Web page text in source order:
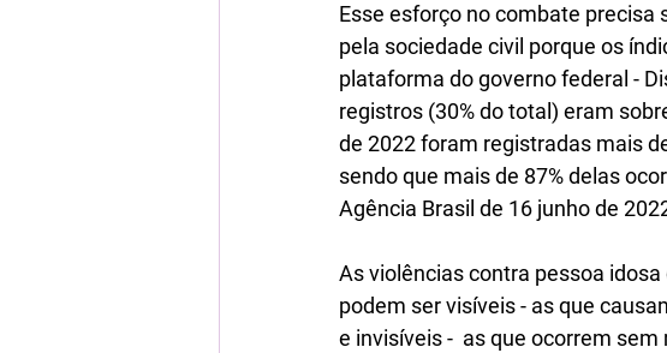
Esse esforço no combate
pela sociedade civil porque os
plataforma do governo federal -
registros (30% do total) eram
de 2022 foram registradas mais
sendo que mais de 87% delas
Agência Brasil de 16 junho de
As violências contra pessoa
podem ser visíveis - as que
e invisíveis -  as que ocorrem